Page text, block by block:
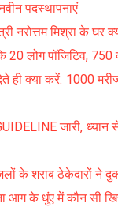
पदस्थापनाएं
नरोत्तम मिश्रा के घर
20 लोग पॉजिटिव, 750
ही क्या करें: 1000
जारी, ध्यान
के शराब ठेकेदारों ने
आग के धुंए में कौन सी